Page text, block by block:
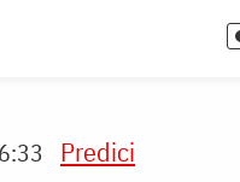
Predici